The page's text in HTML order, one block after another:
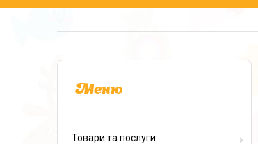
Товари та послуги